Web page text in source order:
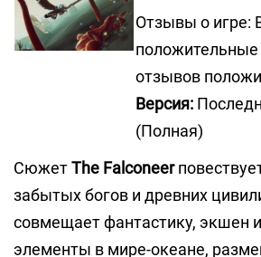
Отзывы о игре:
положительные
отзывов
Версия:
(Полная)
СюжетThe Falconeer
забытых богов и древних
совмещает фантастику, экшен
элементы в мире-океане,